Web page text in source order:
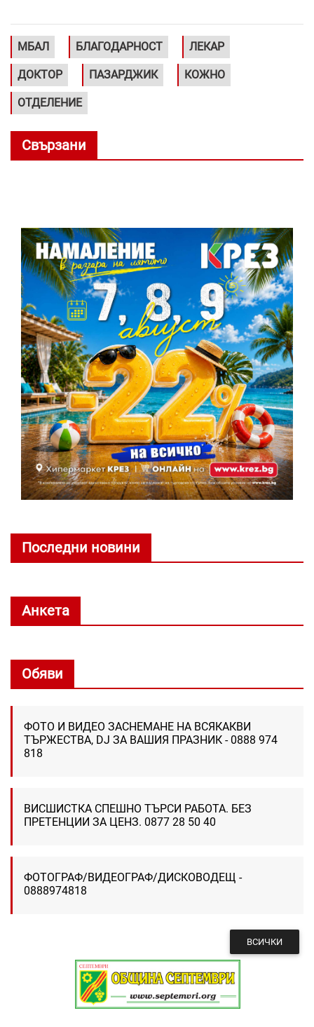
МБАЛ БЛАГОДАРНОСТ ЛЕКАР
ДОКТОР ПАЗАРДЖИК КОЖНО
ОТДЕЛЕНИЕ
Свързани
Последни новини
Анкета
Обяви
ФОТО И ВИДЕО ЗАСНЕМАНЕ НА ВСЯКАКВИ
ТЪРЖЕСТВА, DJ ЗА ВАШИЯ ПРАЗНИК - 0888 974
818
ВИСШИСТКА СПЕШНО ТЪРСИ РАБОТА. БЕЗ
ПРЕТЕНЦИИ ЗА ЦЕНЗ. 0877 28 50 40
ФОТОГРАФ/ВИДЕОГРАФ/ДИСКОВОДЕЩ -
0888974818
ВСИЧКИ